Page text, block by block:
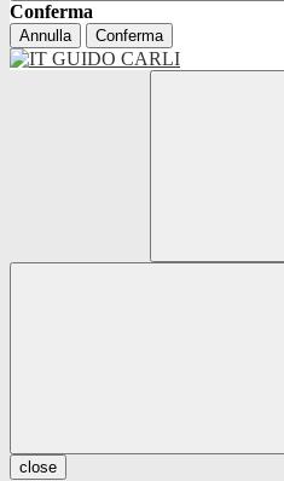
Conferma
Annulla Conferma
close